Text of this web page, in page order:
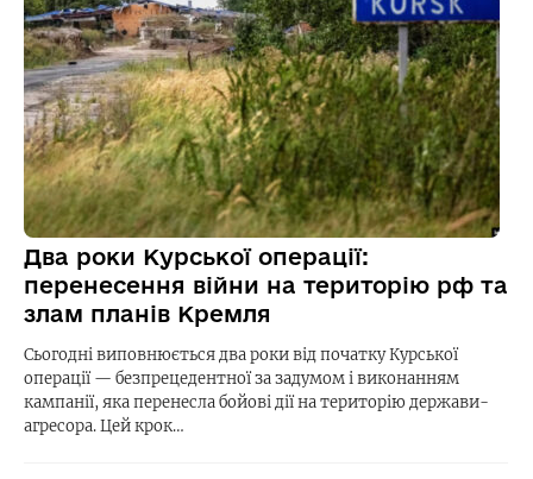
Два роки Курської операції:
перенесення війни на територію рф та
злам планів Кремля
Сьогодні виповнюється два роки від початку Курської
операції — безпрецедентної за задумом і виконанням
кампанії, яка перенесла бойові дії на територію держави-
агресора. Цей крок…